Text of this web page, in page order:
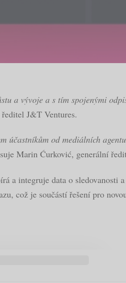
a vývoje a s tím spojenými
J&T Ventures.
od mediálních
Marin Ćurković, generální
a integruje data o sledovanosti
což je součástí řešení pro